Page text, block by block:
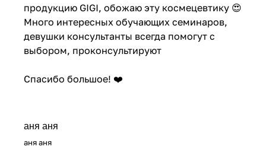
продукцию GIGI, обожаю эту космецевтику 😍
Много интересных обучающих семинаров,
девушки консультанты всегда помогут с
выбором, проконсультируют
Спасибо большое! ❤️
аня аня
аня аня